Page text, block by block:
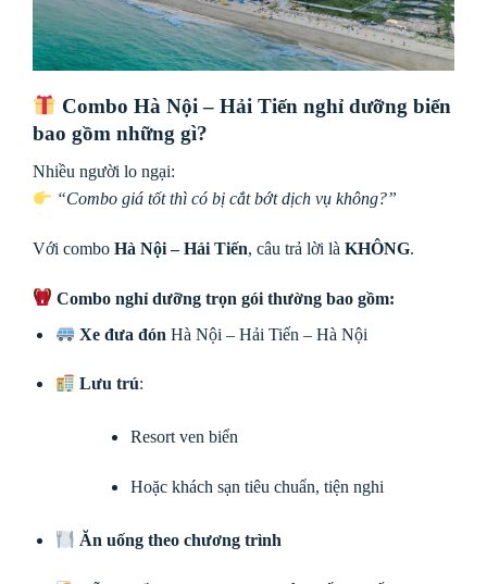
Combo Hà Nội – Hải Tiến nghỉ dưỡng biển
bao gồm những gì?
Nhiều người lo ngại:
“Combo giá tốt thì có bị cắt bớt dịch vụ không?”
Với combo Hà Nội – Hải Tiến, câu trả lời là KHÔNG.
Combo nghỉ dưỡng trọn gói thường bao gồm:
Xe đưa đón Hà Nội – Hải Tiến – Hà Nội
Lưu trú:
Resort ven biển
Hoặc khách sạn tiêu chuẩn, tiện nghi
Ăn uống theo chương trình